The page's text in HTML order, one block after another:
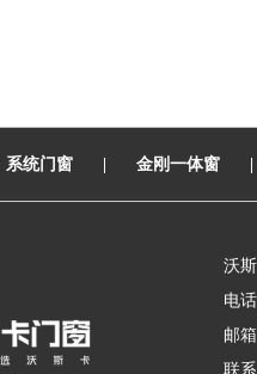
系统门窗 | 金刚一体窗 |
沃
电
邮
联